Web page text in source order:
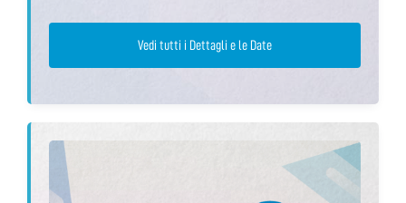
Vedi tutti i Dettagli e le Date